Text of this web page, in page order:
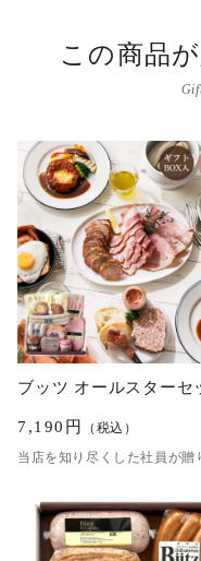
この商品
ブッツ オールスターセ
7,190 円
（税込）
当店を知り尽くした社員が贈